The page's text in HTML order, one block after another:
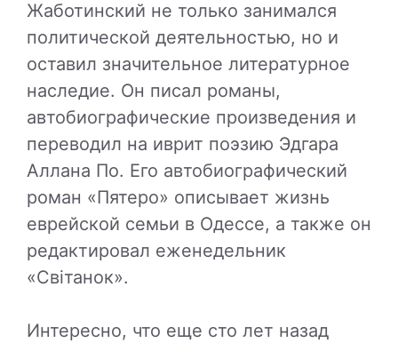
Жаботинский не только занимался
политической деятельностью, но и
оставил значительное литературное
наследие. Он писал романы,
автобиографические произведения и
переводил на иврит поэзию Эдгара
Аллана По. Его автобиографический
роман «Пятеро» описывает жизнь
еврейской семьи в Одессе, а также он
редактировал еженедельник
«Світанок».
Интересно, что еще сто лет назад